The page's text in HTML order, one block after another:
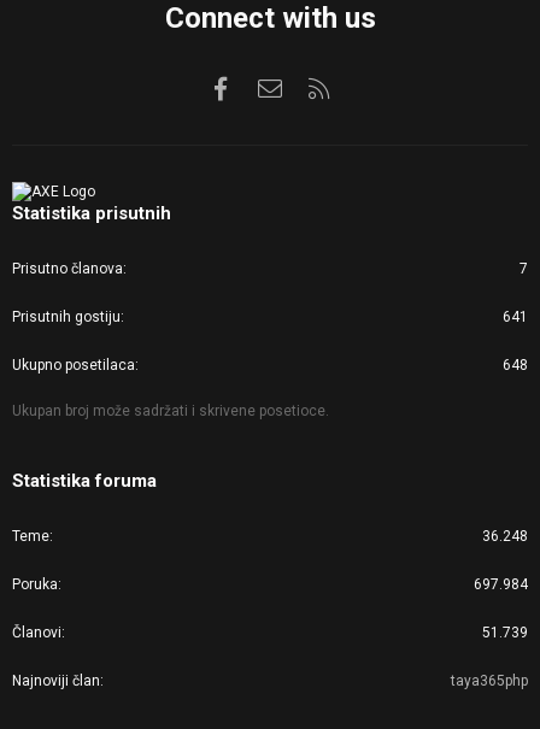
Connect with us
FacebookKontaktirajte nas
Statistika prisutnih
Prisutno članova 7
Prisutnih gostiju 641
Ukupno posetilaca 648
Ukupan broj može sadržati i skrivene posetioce.
Statistika foruma
Teme 36.248
Poruka 697.984
Članovi 51.739
Najnoviji član taya365php